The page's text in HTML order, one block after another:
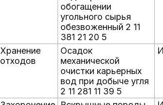
обогащении
угольного сырья
обезвоженный 2 11
381 21 20 5
Хранение
отходов
Осадок
механической
очистки карьерных
вод при добыче угля
2 11 281 11 39 5